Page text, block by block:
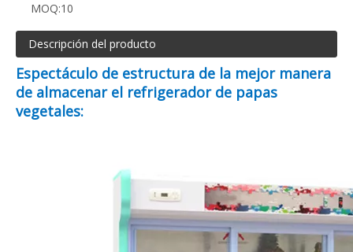
MOQ:10
Descripción del producto
Espectáculo de estructura de la mejor manera
de almacenar el refrigerador de papas
vegetales: